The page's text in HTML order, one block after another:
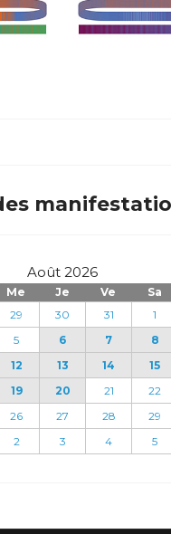
Août 2026
Me Je Ve Sa
29 30 31 1
5 6 7 8
12 13 14 15
19 20 21 22
26 27 28 29
2 3 4 5